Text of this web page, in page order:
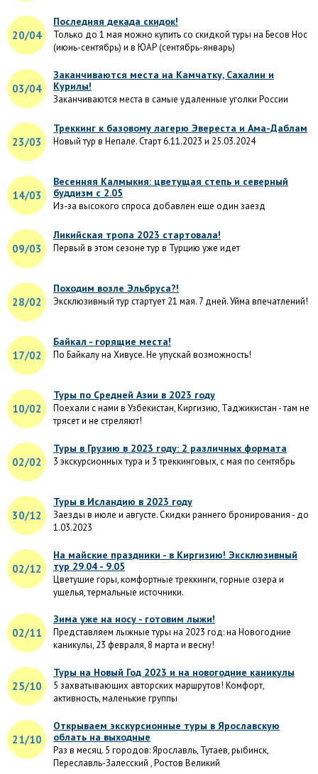
20/04
Последняя декада скидок!
Только до 1 мая можно купить со скидкой туры на Бесов Нос
(июнь-сентябрь) и в ЮАР (сентябрь-январь)
03/04
Заканчиваются места на Камчатку, Сахалин и
Курилы!
Заканчиваются места в самые удаленные уголки России
23/03
Треккинг к базовому лагерю Эвереста и Ама-Даблам
Новый тур в Непале. Старт 6.11.2023 и 25.03.2024
14/03
Весенняя Калмыкия: цветущая степь и северный
буддизм с 2.05
Из-за высокого спроса добавлен еще один заезд
09/03
Ликийская тропа 2023 стартовала!
Первый в этом сезоне тур в Турцию уже идет
28/02
Походим возле Эльбруса?!
Эксклюзивный тур стартует 21 мая. 7 дней. Уйма впечатлений!
17/02
Байкал - горящие места!
По Байкалу на Хивусе. Не упускай возможность!
10/02
Туры по Средней Азии в 2023 году
Поехали с нами в Узбекистан, Киргизию, Таджикистан - там не
трясет и не стреляют!
02/02
Туры в Грузию в 2023 году: 2 различных формата
3 экскурсионных тура и 3 треккинговых, с мая по сентябрь
30/12
Туры в Исландию в 2023 году
Заезды в июле и августе. Скидки раннего бронирования - до
1.03.2023
02/12
На майские праздники - в Киргизию! Эксклюзивный
тур 29.04 - 9.05
Цветущие горы, комфортные треккинги, горные озера и
ущелья, термальные источники.
02/11
Зима уже на носу - готовим лыжи!
Представляем лыжные туры на 2023 год: на Новогодние
каникулы, 23 февраля, 8 марта и весну!
25/10
Туры на Новый Год 2023 и на новогодние каникулы
5 захватывающих авторских маршрутов! Комфорт,
активность, маленькие группы
21/10
Открываем экскурсионные туры в Ярославскую
облать на выходные
Раз в месяц. 5 городов: Ярославль, Тутаев, рыбинск,
Переславль-Залесский , Ростов Великий